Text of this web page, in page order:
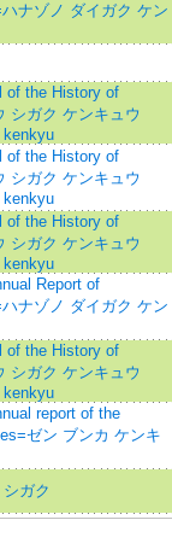
ナゾノ ダイガク ケン
of the History of
シガク ケンキュウ
of the History of
シガク ケンキュウ
of the History of
シガク ケンキュウ
Report of
ナゾノ ダイガク ケン
of the History of
シガク ケンキュウ
report of the
ゼン ブンカ ケンキ
ガク